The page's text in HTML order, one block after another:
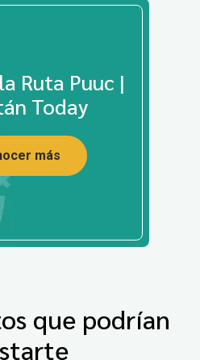
Ruta Puuc |
Today
más
que podrían